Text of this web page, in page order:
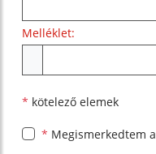
Melléklet:
* kötelező elemek
* Megismerkedtem a